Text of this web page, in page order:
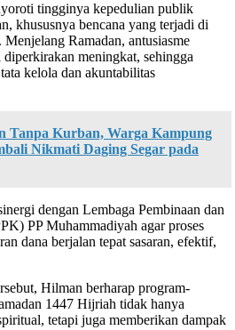
tingginya kepedulian publik
khususnya bencana yang terjadi di
Ramadan, antusiasme
meningkat, sehingga
kelola dan akuntabilitas
Tanpa Kurban, Warga Kampung
Nikmati Daging Segar pada
dengan Lembaga Pembinaan dan
PP Muhammadiyah agar proses
dana berjalan tepat sasaran, efektif,
Hilman berharap program-
1447 Hijriah tidak hanya
tetapi juga memberikan dampak